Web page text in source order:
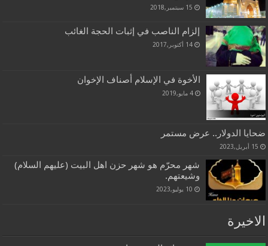
15 سبتمبر,2018
إلزام الناصب في إثبات الحجة الغائب
14 أكتوبر,2017
الأخوة في الإسلام‏ أصناف الإخوان‏
4 مايو,2019
ضحايا الدولار.. عرض مستمر
15 أبريل,2023
شهر محرّم هو شهر حزن اهل البيت (عليهم السلام)
وشيعتهم.
10 يوليو,2023
الاخيرة